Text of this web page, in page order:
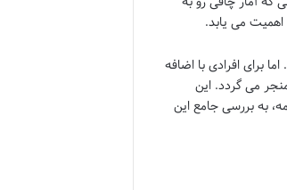
می یابد.
برای افرادی با اضافه
می گردد. این
به بررسی جامع این